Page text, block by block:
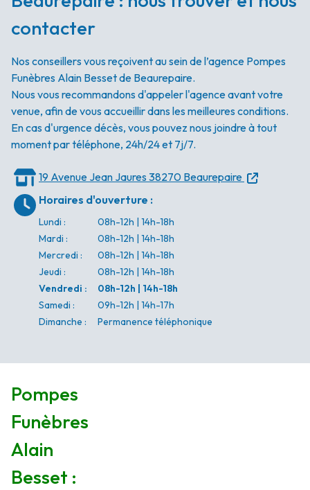
contacter
Nos conseillers vous reçoivent au sein de l’agence Pompes
Funèbres Alain Besset de Beaurepaire.
Nous vous recommandons d'appeler l'agence avant votre
venue, afin de vous accueillir dans les meilleures conditions.
En cas d'urgence décès, vous pouvez nous joindre à tout
moment par téléphone, 24h/24 et 7j/7.
19 Avenue Jean Jaures 38270 Beaurepaire
Horaires d'ouverture :
Lundi :
08h-12h | 14h-18h
Mardi :
08h-12h | 14h-18h
Mercredi :
08h-12h | 14h-18h
Jeudi :
08h-12h | 14h-18h
Vendredi :
08h-12h | 14h-18h
Samedi :
09h-12h | 14h-17h
Dimanche : Permanence téléphonique
Pompes
Funèbres
Alain
Besset :